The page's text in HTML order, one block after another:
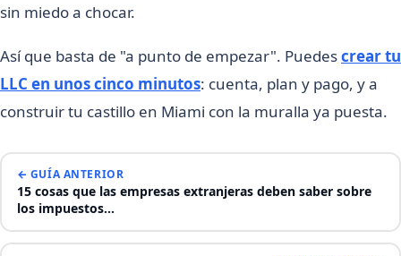
sin miedo a chocar.
Así que basta de "a punto de empezar". Puedescrear tu
LLC en unos cinco minutos: cuenta, plan y pago, y a
construir tu castillo en Miami con la muralla ya puesta.
← GUÍA ANTERIOR
15 cosas que las empresas extranjeras deben saber sobre
los impuestos…